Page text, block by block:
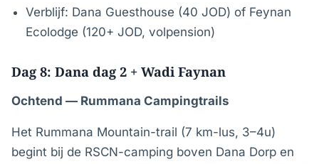
Verblijf: Dana Guesthouse (40 JOD) of Feynan
Ecolodge (120+ JOD, volpension)
Dag 8: Dana dag 2 + Wadi Faynan
Ochtend — Rummana Campingtrails
Het Rummana Mountain-trail (7 km-lus, 3–4u)
begint bij de RSCN-camping boven Dana Dorp en